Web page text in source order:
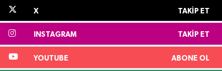
X TAKIP ET
INSTAGRAM TAKIP ET
YOUTUBE ABONE OL